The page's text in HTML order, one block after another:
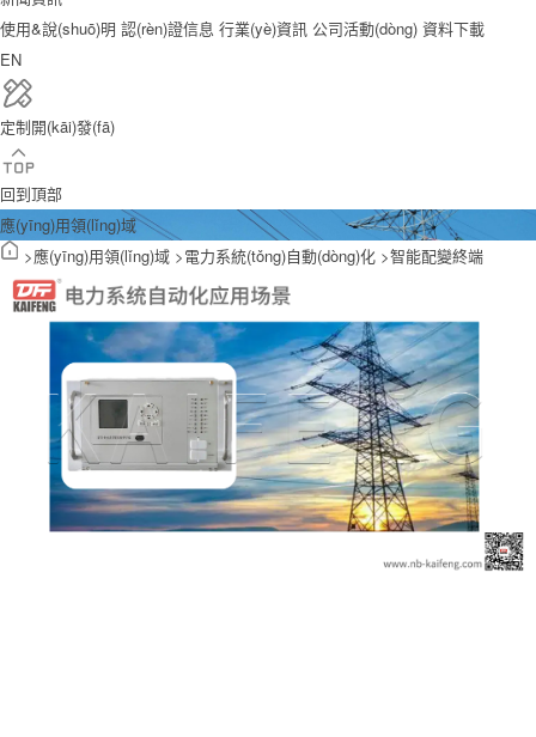
使用&說(shuō)明 認(rèn)證信息 行業(yè)資訊 公司活動(dòng) 資料下載
EN
定制開(kāi)發(fā)
回到頂部
應(yīng)用領(lǐng)域
>應(yīng)用領(lǐng)域 >電力系統(tǒng)自動(dòng)化 >智能配變終端